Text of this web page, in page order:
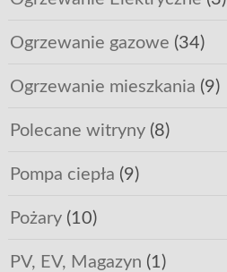
Ogrzewanie gazowe (34)
Ogrzewanie mieszkania (9)
Polecane witryny(8)
Pompa ciepła (9)
Pożary(10)
PV, EV, Magazyn (1)